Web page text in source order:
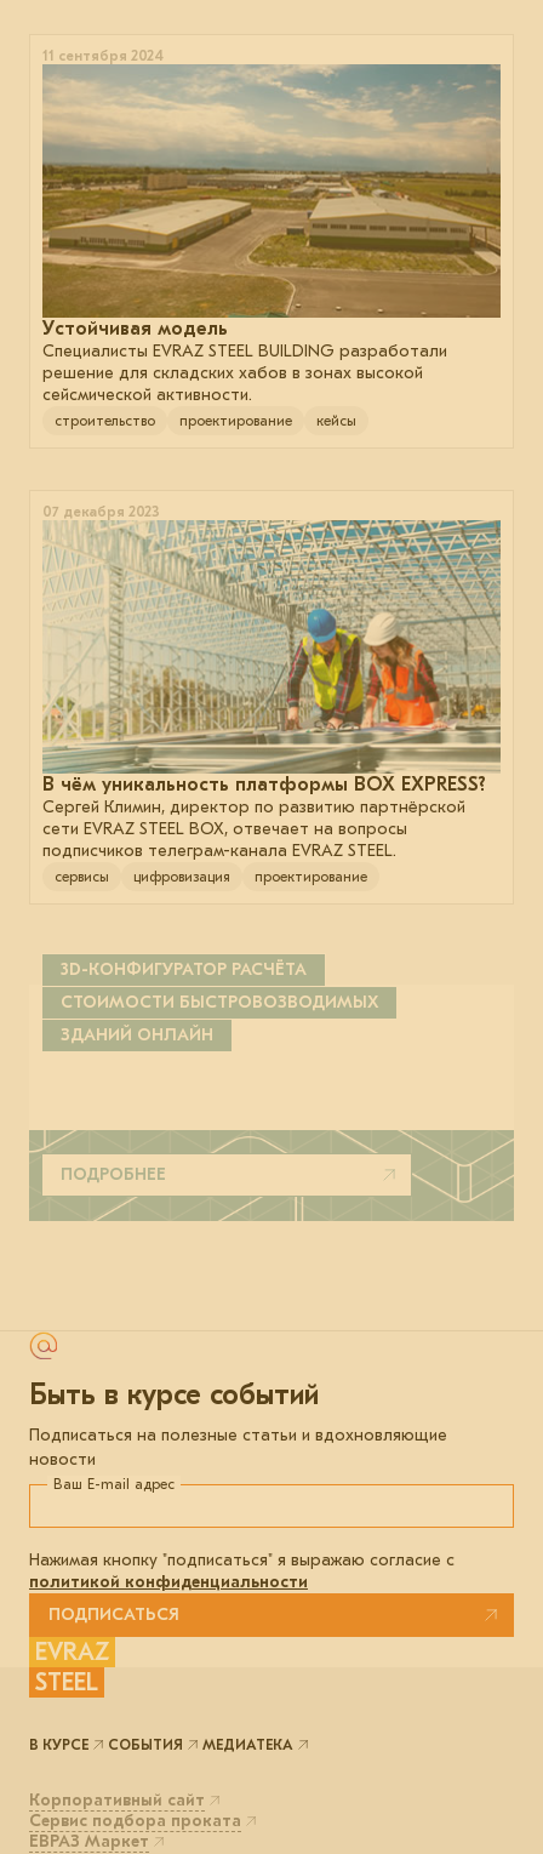
11 сентября 2024
Устойчивая модель
Специалисты EVRAZ STEEL BUILDING разработали
решение для складских хабов в зонах высокой
сейсмической активности.
строительство проектирование кейсы
07 декабря 2023
В чём уникальность платформы BOX EXPRESS?
Сергей Климин, директор по развитию партнёрской
сети EVRAZ STEEL BOX, отвечает на вопросы
подписчиков телеграм-канала EVRAZ STEEL.
сервисы цифровизация проектирование
3D-КОНФИГУРАТОР РАСЧЁТА
СТОИМОСТИ БЫСТРОВОЗВОДИМЫХ
ЗДАНИЙ ОНЛАЙН
ПОДРОБНЕЕ
Быть в курсе событий
Подписаться на полезные статьи и вдохновляющие
новости
Ваш E-mail адрес
Нажимая кнопку "подписаться" я выражаю согласие с
политикой конфиденциальности
ПОДПИСАТЬСЯ
EVRAZ
STEEL
Корпоративный сайт
Сервис подбора проката
ЕВРАЗ Маркет
В КУРСЕ СОБЫТИЯ МЕДИАТЕКА